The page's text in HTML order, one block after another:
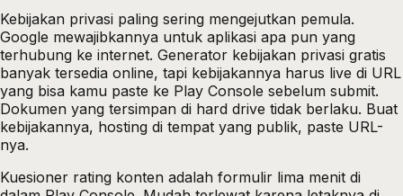
Kebijakan privasi paling sering mengejutkan pemula.
Google mewajibkannya untuk aplikasi apa pun yang
terhubung ke internet. Generator kebijakan privasi gratis
banyak tersedia online, tapi kebijakannya harus live di URL
yang bisa kamu paste ke Play Console sebelum submit.
Dokumen yang tersimpan di hard drive tidak berlaku. Buat
kebijakannya, hosting di tempat yang publik, paste URL-
nya.
Kuesioner rating konten adalah formulir lima menit di